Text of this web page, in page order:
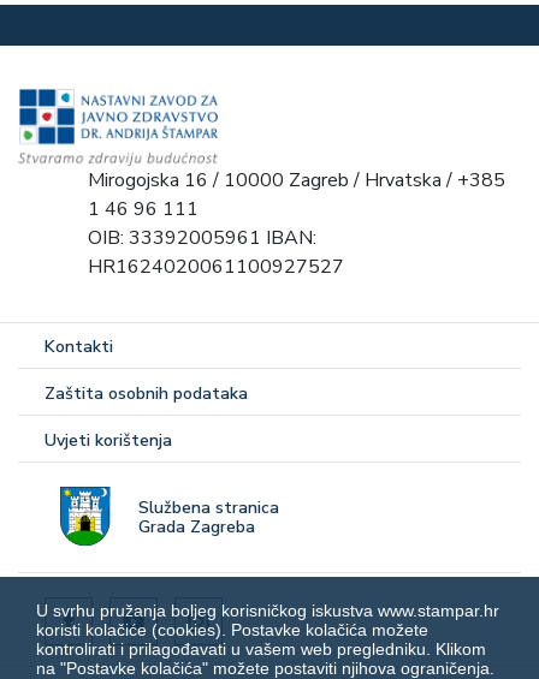
Mirogojska 16 / 10000 Zagreb / Hrvatska / +385
1 46 96 111
OIB: 33392005961 IBAN:
HR1624020061100927527
Kontakti
Zaštita osobnih podataka
Uvjeti korištenja
Službena stranica
Grada Zagreba
U svrhu pružanja boljeg korisničkog iskustva www.stampar.hr
koristi kolačiće (cookies). Postavke kolačića možete
kontrolirati i prilagođavati u vašem web pregledniku. Klikom
na "Postavke kolačića" možete postaviti njihova ograničenja.